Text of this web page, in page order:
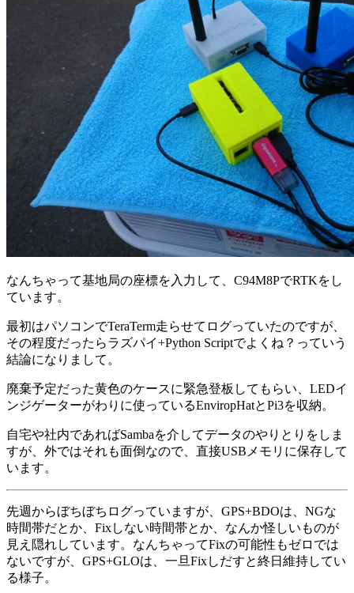
なんちゃって基地局の座標を入力して、C94M8PでRTKをし
ています。
最初はパソコンでTeraTerm走らせてログっていたのですが、
その程度だったらラズパイ+Python Scriptでよくね？っていう
結論になりまして。
廃棄予定だった黄色のケースに緊急登板してもらい、LEDイ
ンジゲーターがわりに使っているEnviropHatとPi3を収納。
自宅や社内であればSambaを介してデータのやりとりをしま
すが、外ではそれも面倒なので、直接USBメモリに保存して
います。
先週からぼちぼちログっていますが、GPS+BDOは、NGな
時間帯だとか、Fixしない時間帯とか、なんか怪しいものが
見え隠れしています。なんちゃってFixの可能性もゼロでは
ないですが、GPS+GLOは、一旦Fixしだすと終日維持してい
る様子。